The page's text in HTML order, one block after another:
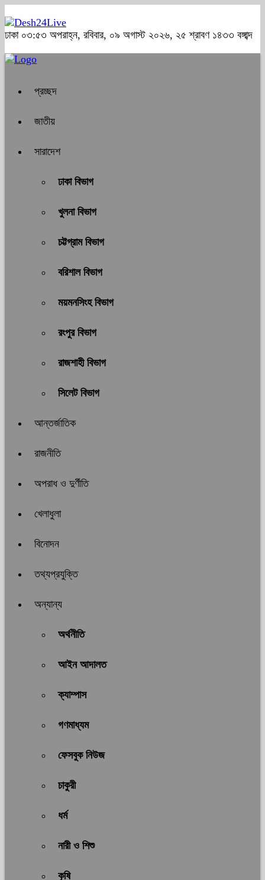
ঢাকা ০৩:৫৩ অপরাহ্ন, রবিবার, ০৯ অগাস্ট ২০২৬, ২৫ শ্রাবণ ১৪৩৩ বঙ্গাব্দ
প্রচ্ছদ
জাতীয়
সারাদেশ
ঢাকা বিভাগ
খুলনা বিভাগ
চট্টগ্রাম বিভাগ
বরিশাল বিভাগ
ময়মনসিংহ বিভাগ
রংপুর বিভাগ
রাজশাহী বিভাগ
সিলেট বিভাগ
আন্তর্জাতিক
রাজনীতি
অপরাধ ও দুর্ণীতি
খেলাধুলা
বিনোদন
তথ্যপ্রযুক্তি
অন্যান্য
অর্থনীতি
আইন আদালত
ক্যাম্পাস
গণমাধ্যম
ফেসবুক নিউজ
চাকুরী
ধর্ম
নারী ও শিশু
কৃষি